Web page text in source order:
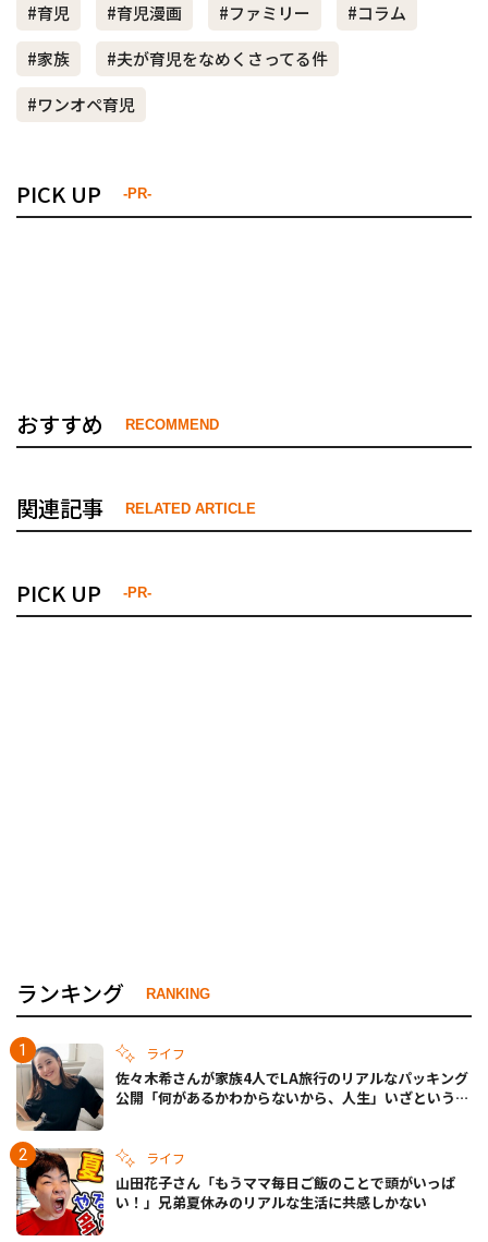
#育児 #育児漫画 #ファミリー
#コラム
#家族
#夫が育児をなめくさってる件
#ワンオペ育児
PICK UP -PR-
おすすめ RECOMMEND
関連記事 RELATED ARTICLE
PICK UP -PR-
ランキング RANKING
ライフ
佐々木希さんが家族4人でLA旅行のリアルなパッキング
公開「何があるかわからないから、人生」いざというと
ライフ
山田花子さん「もうママ毎日ご飯のことで頭がいっぱ
い！」兄弟夏休みのリアルな生活に共感しかない